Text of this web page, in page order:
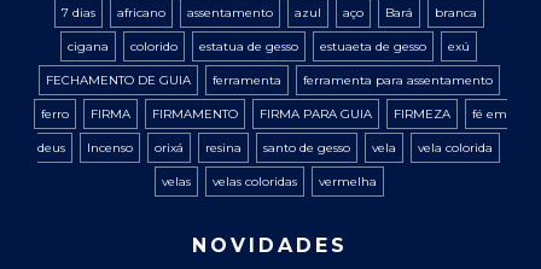
7 dias africano assentamento azul aço Bará branca
cigana colorido estatua de gesso estuaeta de gesso exú
FECHAMENTO DE GUIA ferramenta ferramenta para assentamento
ferro FIRMA FIRMAMENTO FIRMA PARA GUIA FIRMEZA fé em
deus Incenso orixá resina santo de gesso vela vela colorida
velas velas coloridas vermelha
NOVIDADES